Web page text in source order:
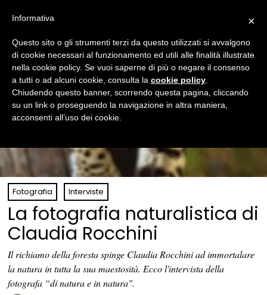
Fotografia · Interviste
La fotografia naturalistica di
Claudia Rocchini
Il richiamo della foresta spinge Claudia Rocchini ad immortalare
la natura in tutta la sua maestosità. Ecco l'intervista della
fotografa “di natura e in natura".
×
Informativa
Questo sito o gli strumenti terzi da questo utilizzati si avvalgono
di cookie necessari al funzionamento ed utili alle finalità illustrate
nella cookie policy. Se vuoi saperne di più o negare il consenso
a tutti o ad alcuni cookie, consulta la cookie policy
Chiudendo questo banner, scorrendo questa pagina, cliccando
su un link o proseguendo la navigazione in altra maniera,
acconsenti all’uso dei cookie.